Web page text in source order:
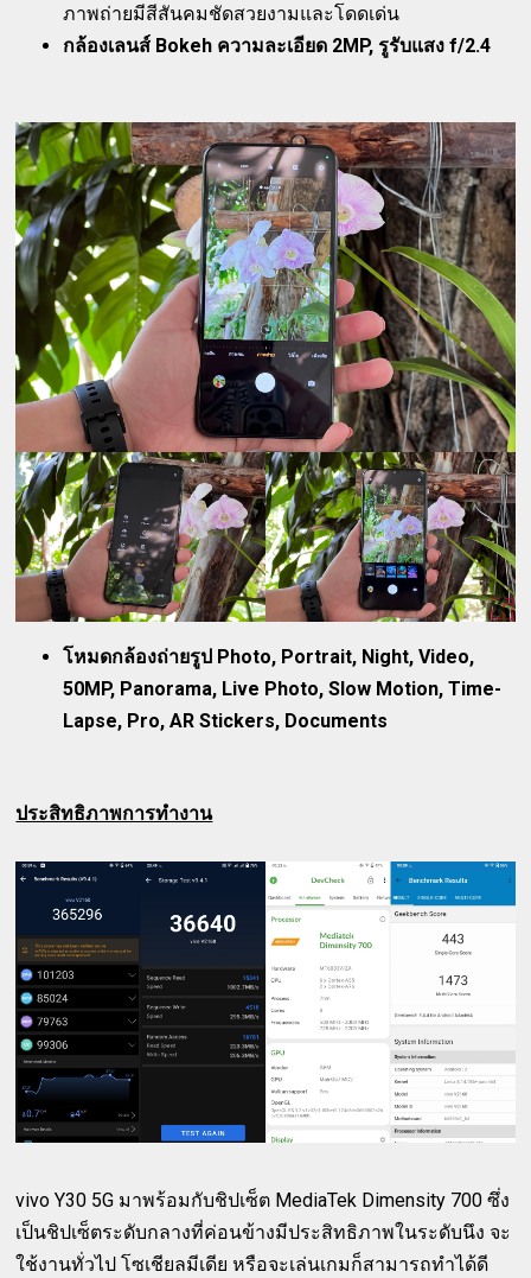
ภาพถ่ายมีสีสันคมชัดสวยงามและโดดเด่น
กล้องเลนส์ Bokeh ความละเอียด 2MP, รูรับแสง f/2.4
โหมดกล้องถ่ายรูป Photo, Portrait, Night, Video,
50MP, Panorama, Live Photo, Slow Motion, Time-
Lapse, Pro, AR Stickers, Documents
ประสิทธิภาพการทำงาน
vivo Y30 5G มาพร้อมกับชิปเซ็ต MediaTek Dimensity 700 ซึ่ง
เป็นชิปเซ็ตระดับกลางที่ค่อนข้างมีประสิทธิภาพในระดับนึง จะ
ใช้งานทั่วไป โซเชียลมีเดีย หรือจะเล่นเกมก็สามารถทำได้ดี